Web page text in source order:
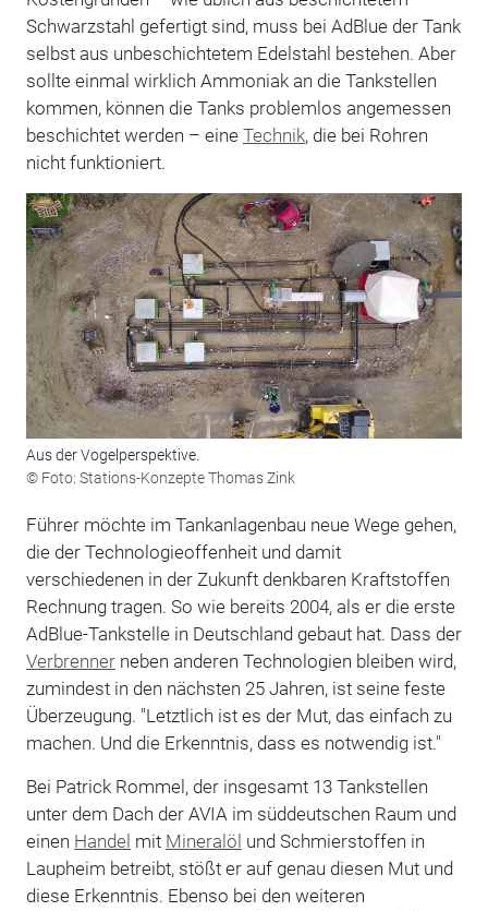
Schwarzstahl gefertigt sind, muss bei AdBlue der Tank
selbst aus unbeschichtetem Edelstahl bestehen. Aber
sollte einmal wirklich Ammoniak an die Tankstellen
kommen, können die Tanks problemlos angemessen
beschichtet werden – eine Technik, die bei Rohren
nicht funktioniert.
Aus der Vogelperspektive.
© Foto: Stations-Konzepte Thomas Zink
Führer möchte im Tankanlagenbau neue Wege gehen,
die der Technologieoffenheit und damit
verschiedenen in der Zukunft denkbaren Kraftstoffen
Rechnung tragen. So wie bereits 2004, als er die erste
AdBlue-Tankstelle in Deutschland gebaut hat. Dass der
Verbrennerneben anderen Technologien bleiben wird,
zumindest in den nächsten 25 Jahren, ist seine feste
Überzeugung. "Letztlich ist es der Mut, das einfach zu
machen. Und die Erkenntnis, dass es notwendig ist."
Bei Patrick Rommel, der insgesamt 13 Tankstellen
unter dem Dach der AVIA im süddeutschen Raum und
einen Handel mit Mineralöl und Schmierstoffen in
Laupheim betreibt, stößt er auf genau diesen Mut und
diese Erkenntnis. Ebenso bei den weiteren